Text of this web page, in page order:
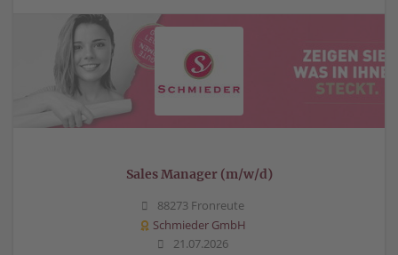
Sales Manager (m/w/d)
88273 Fronreute
Schmieder GmbH
21.07.2026